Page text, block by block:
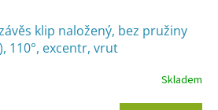
klip naložený, bez pružiny
110°, excentr, vrut
Skladem